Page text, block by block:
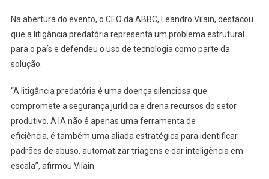
Na abertura do evento, o CEO da ABBC, Leandro Vilain, destacou
que a litigância predatória representa um problema estrutural
para o país e defendeu o uso de tecnologia como parte da
solução.
“A litigância predatória é uma doença silenciosa que
compromete a segurança jurídica e drena recursos do setor
produtivo. A IA não é apenas uma ferramenta de
eficiência, é também uma aliada estratégica para identificar
padrões de abuso, automatizar triagens e dar inteligência em
escala”, afirmou Vilain.